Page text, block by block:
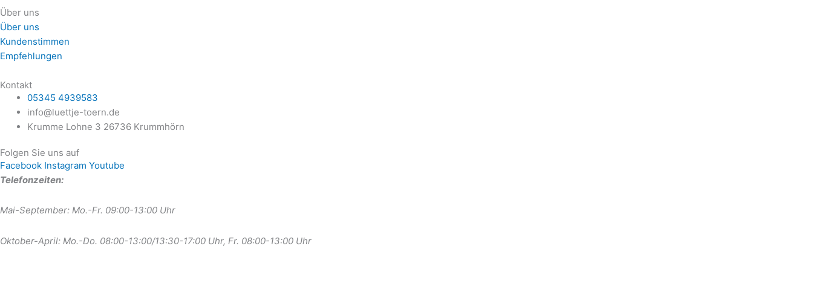
Über uns
Über uns
Kundenstimmen
Empfehlungen
Kontakt
05345 4939583
info@luettje-toern.de
Krumme Lohne 3 26736 Krummhörn
Folgen Sie uns auf
Facebook Instagram Youtube
Telefonzeiten:
Mai-September: Mo.-Fr. 09:00-13:00 Uhr
Oktober-April: Mo.-Do. 08:00-13:00/13:30-17:00 Uhr, Fr. 08:00-13:00 Uhr